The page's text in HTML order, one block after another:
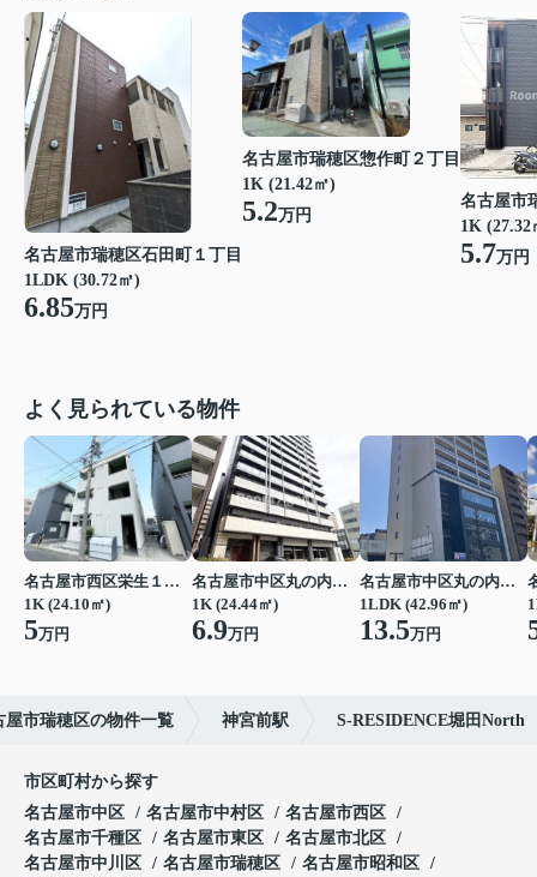
名古屋市瑞穂区石田町１丁目
1LDK (30.72㎡)
6.85万円
名古屋市瑞穂区惣作町２丁目
1K (21.42㎡)
5.2万円
名古屋市
1K (27.32
5.7万円
よく見られている物件
名古屋市西区栄生１丁目
1K (24.10㎡)
5万円
名古屋市中区丸の内２丁目
1K (24.44㎡)
6.9万円
名古屋市中区丸の内２丁目
1LDK (42.96㎡)
13.5万円
屋市瑞穂区の物件一覧 神宮前駅 S-RESIDENCE堀田North
市区町村から探す
名古屋市中区
名古屋市中村区
名古屋市西区
名古屋市千種区
名古屋市東区
名古屋市北区
名古屋市中川区
名古屋市瑞穂区
名古屋市昭和区